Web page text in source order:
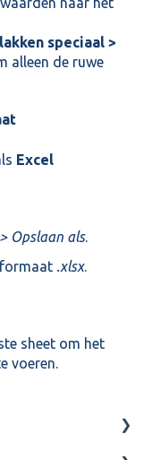
speciaal >
alleen de ruwe
Excel
Opslaan als.
formaat .xlsx.
sheet om het
voeren.